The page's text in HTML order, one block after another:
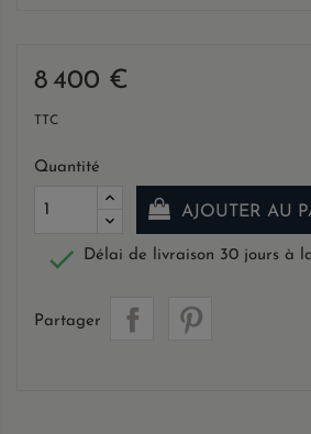
8 400 €
TTC
Quantité
AJOUTER AU
 Délai de livraison 30 jours à
Partager